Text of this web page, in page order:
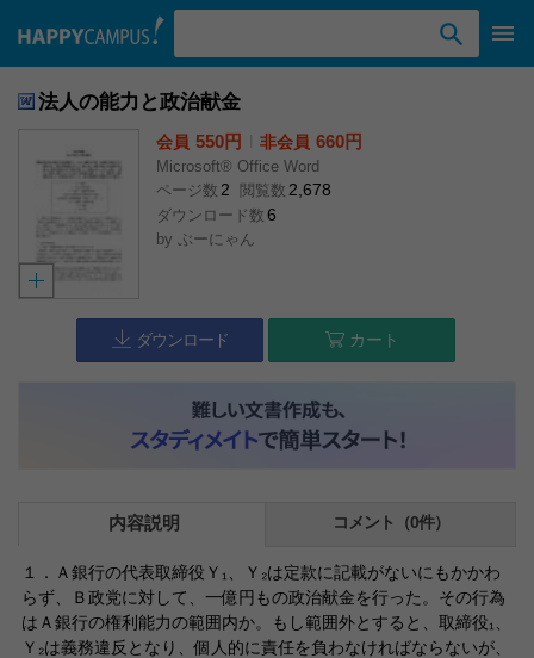
法人の能力と政治献金
会員 550円 非会員 660円
Microsoft® Office Word
ページ数 2 閲覧数 2,678
ダウンロード数 6
by ぶーにゃん
ダウンロード カート
内容説明 コメント（0件）
１．Ａ銀行の代表取締役Ｙ₁、Ｙ₂は定款に記載がないにもかかわ
らず、Ｂ政党に対して、一億円もの政治献金を行った。その行為
はＡ銀行の権利能力の範囲内か。もし範囲外とすると、取締役₁、
Ｙ₂は義務違反となり、個人的に責任を負わなければならないが、